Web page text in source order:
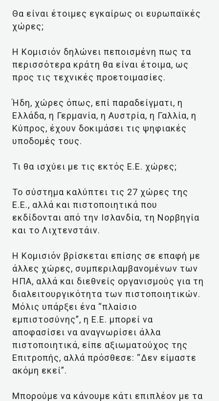
Θα είναι έτοιμες εγκαίρως οι ευρωπαϊκές
χώρες;
Η Κομισιόν δηλώνει πεποισμένη πως τα
περισσότερα κράτη θα είναι έτοιμα, ως
προς τις τεχνικές προετοιμασίες.
Ήδη, χώρες όπως, επί παραδείγματι, η
Ελλάδα, η Γερμανία, η Αυστρία, η Γαλλία, η
Κύπρος, έχουν δοκιμάσει τις ψηφιακές
υποδομές τους.
Τι θα ισχύει με τις εκτός Ε.Ε. χώρες;
Το σύστημα καλύπτει τις 27 χώρες της
Ε.Ε., αλλά και πιστοποιητικά που
εκδίδονται από την Ισλανδία, τη Νορβηγία
και το Λιχτενστάιν.
Η Κομισιόν βρίσκεται επίσης σε επαφή με
άλλες χώρες, συμπεριλαμβανομένων των
ΗΠΑ, αλλά και διεθνείς οργανισμούς για τη
διαλειτουργικότητα των πιστοποιητικών.
Μόλις υπάρξει ένα “πλαίσιο
εμπιστοσύνης”, η Ε.Ε. μπορεί να
αποφασίσει να αναγνωρίσει άλλα
πιστοποιητικά, είπε αξιωματούχος της
Επιτροπής, αλλά πρόσθεσε: “Δεν είμαστε
ακόμη εκεί”.
Μπορούμε να κάνουμε κάτι επιπλέον με τα